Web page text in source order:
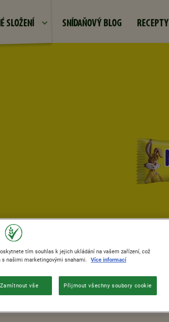
SLOŽENÍ SNÍDAŇOVÝ BLOG RECEPTY
tím souhlas k jejich ukládání na vašem zařízení, což
s našimi marketingovými snahami.
Více informací
Zamítnout vše Přijmout všechny soubory cookie